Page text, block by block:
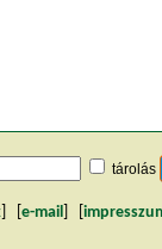
tárolás
e-mail